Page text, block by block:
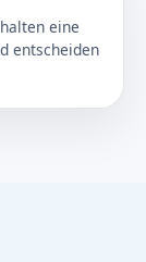
eine
entscheiden